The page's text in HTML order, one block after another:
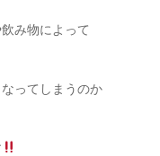
み物によって
ってしまうのか